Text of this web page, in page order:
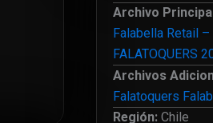
Archivo Principal
Falabella Retail
FALATOQUERS
Archivos
Falatoquers
Región:Chile